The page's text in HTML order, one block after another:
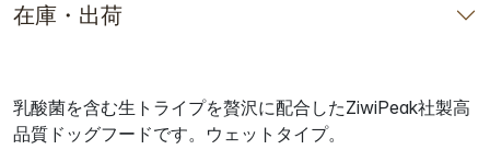
在庫・出荷
乳酸菌を含む生トライプを贅沢に配合したZiwiPeak社製高
品質ドッグフードです。ウェットタイプ。